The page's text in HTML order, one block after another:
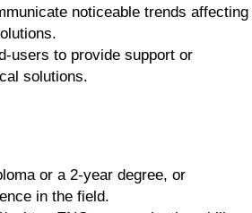
noticeable trends affecting
users to provide support or
solutions.
or a 2-year degree, or
in the field.